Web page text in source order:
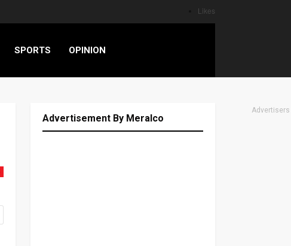
Likes
SPORTS OPINION
Advertisers
Advertisement By Meralco